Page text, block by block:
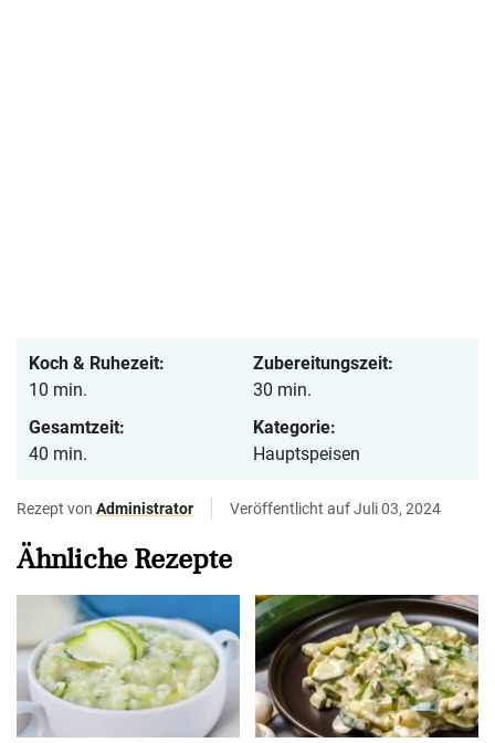
Koch & Ruhezeit:
10 min.
Zubereitungszeit:
30 min.
Gesamtzeit:
40 min.
Kategorie:
Hauptspeisen
Rezept von Administrator Veröffentlicht auf Juli 03, 2024
Ähnliche Rezepte